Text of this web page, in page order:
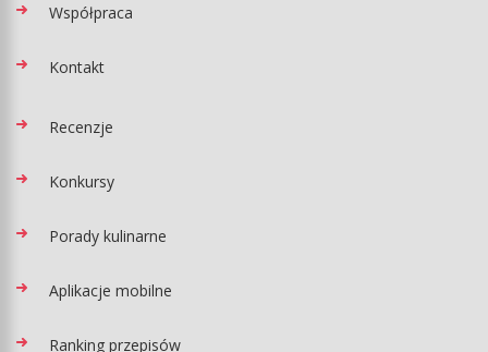
Współpraca
Kontakt
Recenzje
Konkursy
Porady kulinarne
Aplikacje mobilne
Ranking przepisów